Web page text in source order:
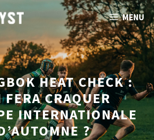
MENU
HEAT CHECK :
CRAQUER
INTERNATIONALE
?